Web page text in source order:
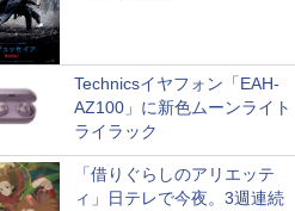
Technicsイヤフォン「EAH-
AZ100」に新色ムーンライト
ライラック
「借りぐらしのアリエッテ
ィ」日テレで今夜。3週連続